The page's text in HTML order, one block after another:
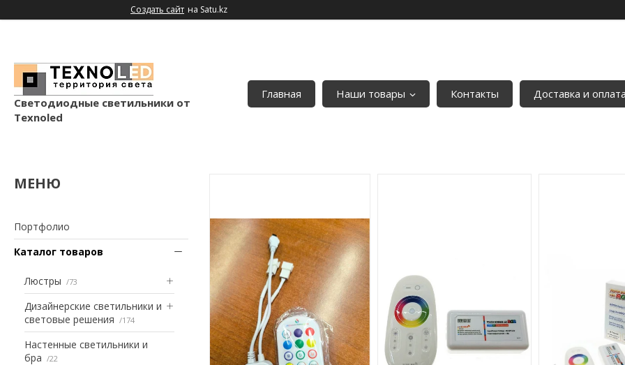
Создать сайт на Satu.kz
Светодиодные светильники от
Texnoled
Главная Наши товары Контакты Доставка и оплата
Портфолио
Каталог товаров
Люстры 73
Дизайнерские светильники и
световые решения
174
Настенные светильники и
бра
22